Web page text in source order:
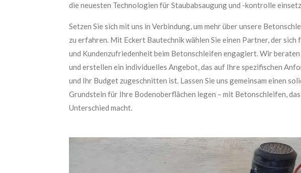
die neuesten Technologien für Staubabsaugung und -kontrolle
Setzen Sie sich mit uns in Verbindung, um mehr über unsere
zu erfahren. Mit Eckert Bautechnik wählen Sie einen Partner, der
und Kundenzufriedenheit beim Betonschleifen engagiert. Wir beraten
und erstellen ein individuelles Angebot, das auf Ihre spezifischen
und Ihr Budget zugeschnitten ist. Lassen Sie uns gemeinsam einen
Grundstein für Ihre Bodenoberflächen legen – mit Betonschleifen, das
Unterschied macht.